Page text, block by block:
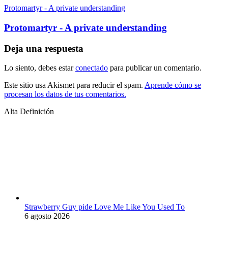
Protomartyr - A private understanding
Protomartyr - A private understanding
Deja una respuesta
Lo siento, debes estarconectado para publicar un comentario.
Este sitio usa Akismet para reducir el spam. Aprende cómo se
procesan los datos de tus comentarios.
Alta Definición
Strawberry Guy pide Love Me Like You Used To
6 agosto 2026